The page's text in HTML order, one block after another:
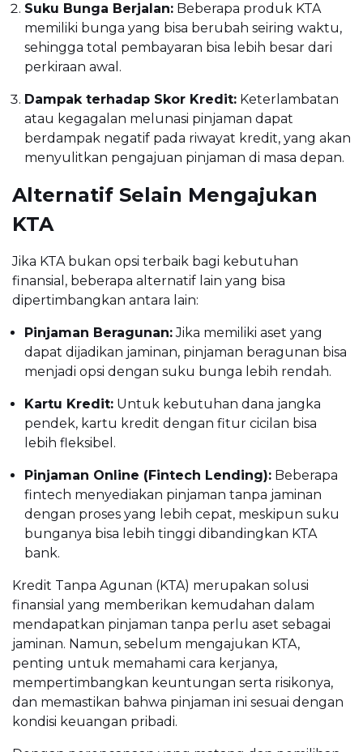
Suku Bunga Berjalan: Beberapa produk KTA
memiliki bunga yang bisa berubah seiring waktu,
sehingga total pembayaran bisa lebih besar dari
perkiraan awal.
Dampak terhadap Skor Kredit: Keterlambatan
atau kegagalan melunasi pinjaman dapat
berdampak negatif pada riwayat kredit, yang akan
menyulitkan pengajuan pinjaman di masa depan.
Alternatif Selain Mengajukan
KTA
Jika KTA bukan opsi terbaik bagi kebutuhan
finansial, beberapa alternatif lain yang bisa
dipertimbangkan antara lain:
Pinjaman Beragunan:Jika memiliki aset yang
dapat dijadikan jaminan, pinjaman beragunan bisa
menjadi opsi dengan suku bunga lebih rendah.
Kartu Kredit: Untuk kebutuhan dana jangka
pendek, kartu kredit dengan fitur cicilan bisa
lebih fleksibel.
Pinjaman Online (Fintech Lending): Beberapa
fintech menyediakan pinjaman tanpa jaminan
dengan proses yang lebih cepat, meskipun suku
bunganya bisa lebih tinggi dibandingkan KTA
bank.
Kredit Tanpa Agunan (KTA) merupakan solusi
finansial yang memberikan kemudahan dalam
mendapatkan pinjaman tanpa perlu aset sebagai
jaminan. Namun, sebelum mengajukan KTA,
penting untuk memahami cara kerjanya,
mempertimbangkan keuntungan serta risikonya,
dan memastikan bahwa pinjaman ini sesuai dengan
kondisi keuangan pribadi.